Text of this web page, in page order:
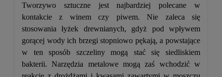
Tworzywo sztuczne jest najbardziej polecane w
kontakcie z winem czy piwem. Nie zaleca się
stosowania łyżek drewnianych, gdyż pod wpływem
gorącej wody ich brzegi stopniowo pękają, a powstające
w ten sposób szczeliny mogą stać się siedliskiem
bakterii. Narzędzia metalowe mogą zaś wchodzić w